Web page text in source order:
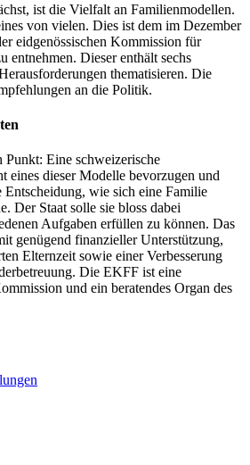
ist die Vielfalt an Familienmodellen.
von vielen. Dies ist dem im Dezember
eidgenössischen Kommission für
entnehmen. Dieser enthält sechs
thematisieren. Die
an die Politik.
Eine schweizerische
eines dieser Modelle bevorzugen und
Entscheidung, wie sich eine Familie
Der Staat solle sie bloss dabei
Aufgaben erfüllen zu können. Das
genügend finanzieller Unterstützung,
Elternzeit sowie einer Verbesserung
Die EKFF ist eine
und ein beratendes Organ des